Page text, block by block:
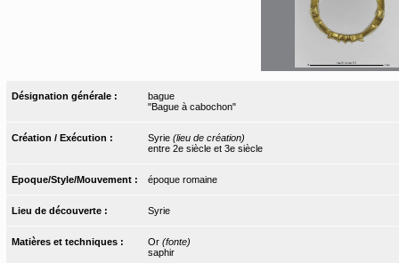
Désignation générale :
bague
"Bague à cabochon"
Création / Exécution : Syrie (lieu de création)
entre 2e siècle et 3e siècle
Epoque/Style/Mouvement : époque romaine
Lieu de découverte : Syrie
Matières et techniques : Or (fonte)
saphir